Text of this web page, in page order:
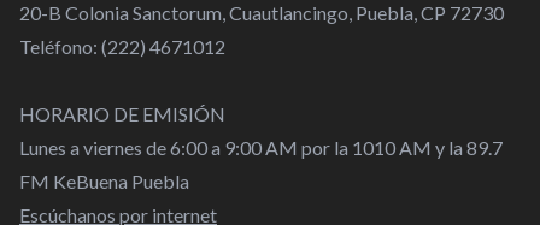
20-B Colonia Sanctorum, Cuautlancingo, Puebla, CP 72730
Teléfono: (222) 4671012
HORARIO DE EMISIÓN
Lunes a viernes de 6:00 a 9:00 AM por la 1010 AM y la 89.7
FM KeBuena Puebla
Escúchanos por internet